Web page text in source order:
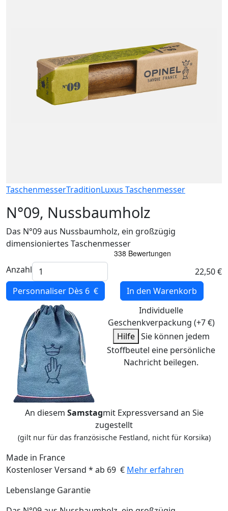
TaschenmesserTraditionLuxus Taschenmesser
N°09, Nussbaumholz
Das N°09 aus Nussbaumholz, ein großzügig
dimensioniertes Taschenmesser
Anzahl
22,50 €
Personnaliser Dès 6 €
In den Warenkorb
Individuelle
Geschenkverpackung (+7 €)
Hilfe Sie können jedem
Stoffbeutel eine persönliche
Nachricht beilegen.
An diesem Samstagmit Expressversand an Sie
zugestellt
(gilt nur für das französische Festland, nicht für Korsika)
Made in France
Kostenloser Versand * ab 69 € Mehr erfahren
Lebenslange Garantie